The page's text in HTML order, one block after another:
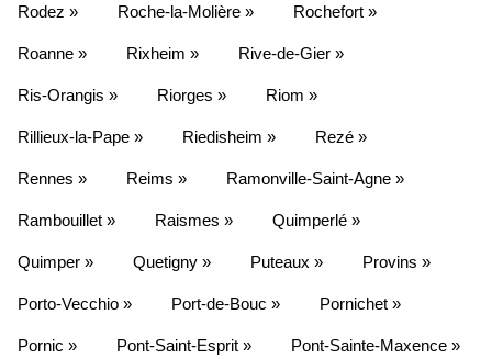
Rodez » Roche-la-Molière » Rochefort »
Roanne » Rixheim » Rive-de-Gier »
Ris-Orangis » Riorges » Riom »
Rillieux-la-Pape » Riedisheim » Rezé »
Rennes » Reims » Ramonville-Saint-Agne »
Rambouillet » Raismes » Quimperlé »
Quimper » Quetigny » Puteaux » Provins »
Porto-Vecchio » Port-de-Bouc » Pornichet »
Pornic » Pont-Saint-Esprit » Pont-Sainte-Maxence »